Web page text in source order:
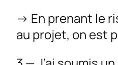
→ En prenant le
au projet, on est